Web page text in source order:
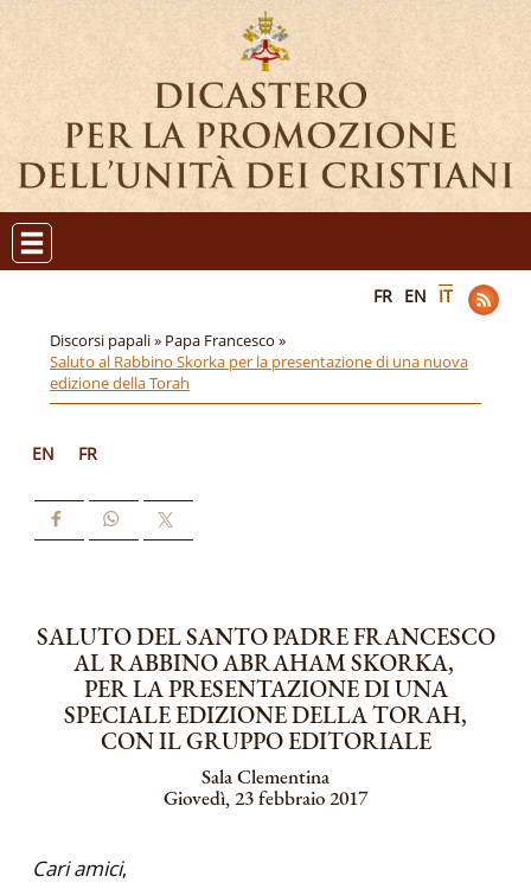
FR EN IT
Discorsi papali » Papa Francesco »
Saluto al Rabbino Skorka per la presentazione di una nuova
edizione della Torah
EN FR
SALUTO DEL SANTO PADRE FRANCESCO
AL RABBINO ABRAHAM SKORKA,
PER LA PRESENTAZIONE DI UNA
SPECIALE EDIZIONE DELLA TORAH,
CON IL GRUPPO EDITORIALE
Sala Clementina
Giovedì, 23 febbraio 2017
Cari amici,